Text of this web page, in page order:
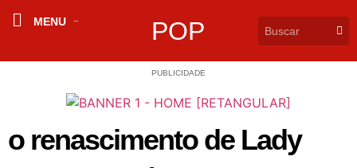
MENU POP
PUBLICIDADE
o renascimento de Lady